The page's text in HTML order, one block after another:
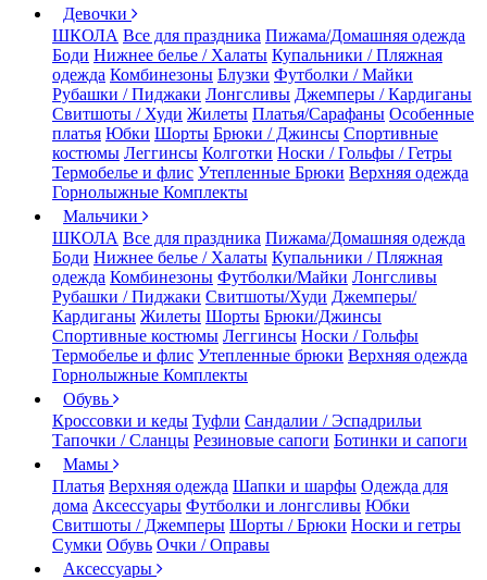
Девочки
ШКОЛА Все для праздника Пижама/Домашняя одежда
Боди Нижнее белье / Халаты Купальники / Пляжная
одежда Комбинезоны Блузки Футболки / Майки
Рубашки / Пиджаки Лонгсливы Джемперы / Кардиганы
Свитшоты / Худи Жилеты Платья/Сарафаны Особенные
платья Юбки Шорты Брюки / Джинсы Спортивные
костюмы Леггинсы Колготки Носки / Гольфы / Гетры
Термобелье и флис Утепленные Брюки Верхняя одежда
Горнолыжные Комплекты
Мальчики
ШКОЛА Все для праздника Пижама/Домашняя одежда
Боди Нижнее белье / Халаты Купальники / Пляжная
одежда Комбинезоны Футболки/Майки Лонгсливы
Рубашки / Пиджаки Свитшоты/Худи Джемперы/
Кардиганы Жилеты Шорты Брюки/Джинсы
Спортивные костюмы Леггинсы Носки / Гольфы
Термобелье и флис Утепленные брюки Верхняя одежда
Горнолыжные Комплекты
Обувь
Кроссовки и кеды Туфли Сандалии / Эспадрильи
Тапочки / Сланцы Резиновые сапоги Ботинки и сапоги
Мамы
Платья Верхняя одежда Шапки и шарфы Одежда для
дома Аксессуары Футболки и лонгсливы Юбки
Свитшоты / Джемперы Шорты / Брюки Носки и гетры
Сумки Обувь Очки / Оправы
Аксессуары